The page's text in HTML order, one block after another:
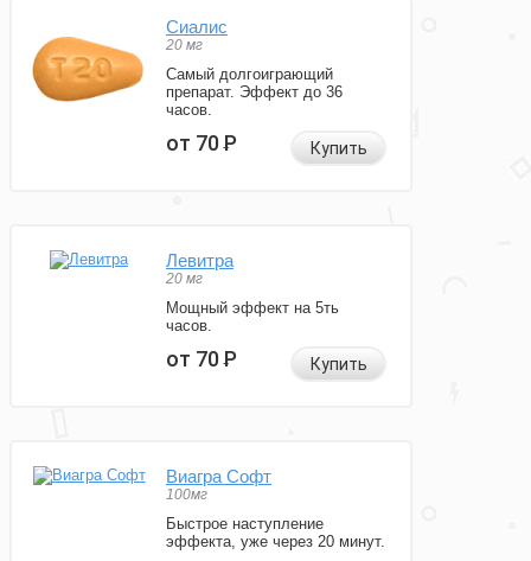
Сиалис
20 мг
Самый долгоиграющий
препарат. Эффект до 36
часов.
от 70Р Купить
Левитра
20 мг
Мощный эффект на 5ть
часов.
от 70Р Купить
Виагра Софт
100мг
Быстрое наступление
эффекта, уже через 20 минут.